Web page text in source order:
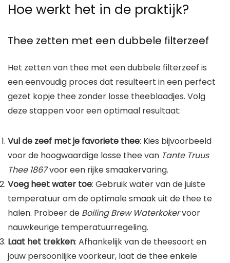
Hoe werkt het in de praktijk?
Thee zetten met een dubbele filterzeef
Het zetten van thee met een dubbele filterzeef is
een eenvoudig proces dat resulteert in een perfect
gezet kopje thee zonder losse theeblaadjes. Volg
deze stappen voor een optimaal resultaat:
Vul de zeef met je favoriete thee: Kies bijvoorbeeld
voor de hoogwaardige losse thee van Tante Truus
Thee 1867voor een rijke smaakervaring.
Voeg heet water toe: Gebruik water van de juiste
temperatuur om de optimale smaak uit de thee te
halen. Probeer de Boiling Brew Waterkokervoor
nauwkeurige temperatuurregeling.
Laat het trekken: Afhankelijk van de theesoort en
jouw persoonlijke voorkeur, laat de thee enkele